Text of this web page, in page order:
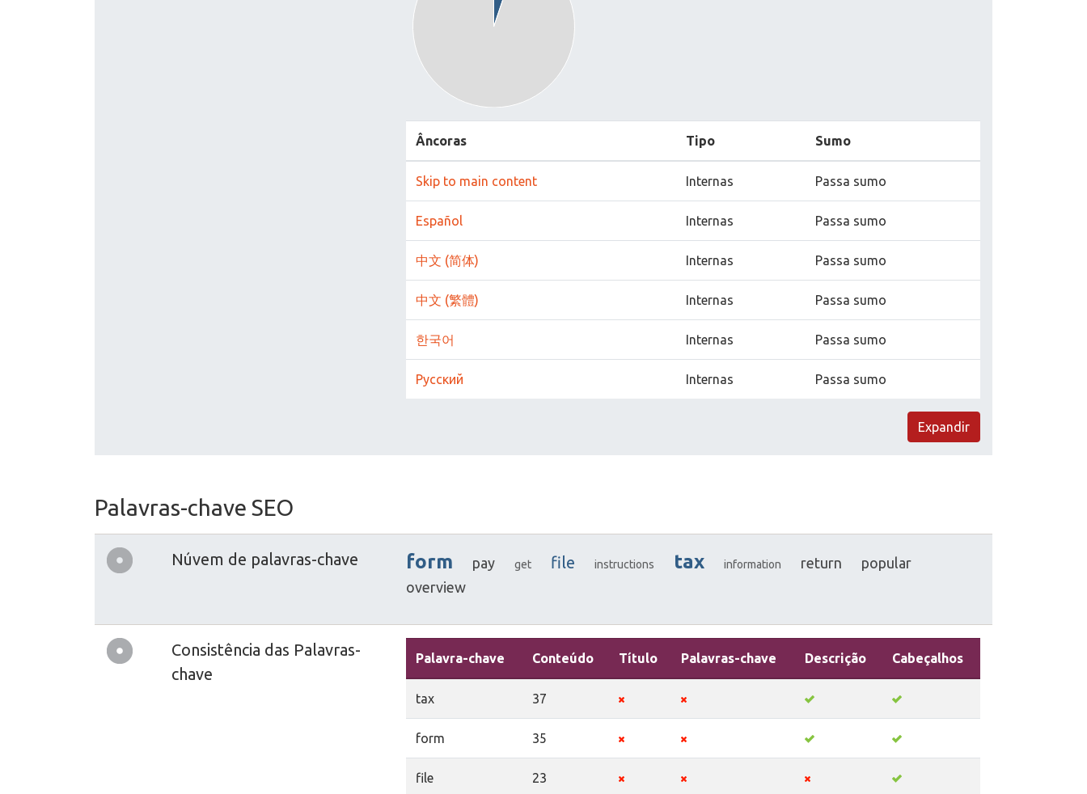
Âncoras Tipo Sumo
Skip to main content Internas Passa sumo
Español Internas Passa sumo
中文 (简体) Internas Passa sumo
中文 (繁體) Internas Passa sumo
한국어 Internas Passa sumo
Русский Internas Passa sumo
Expandir
Palavras-chave SEO
Núvem de palavras-chave form pay get file instructions tax information return
popular
overview
Consistência das Palavras-
chave
Palavra-chave Conteúdo Título Palavras-chave Descrição Cabeçalhos
tax 37
form 35
file 23